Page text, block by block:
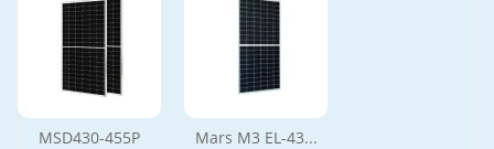
MSD430-455P Mars M3 EL-43...